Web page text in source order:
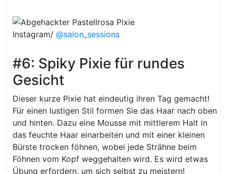
Instagram/ @salon_sessions
#6: Spiky Pixie für rundes
Gesicht
Dieser kurze Pixie hat eindeutig ihren Tag gemacht!
Für einen lustigen Stil formen Sie das Haar nach oben
und hinten. Dazu eine Mousse mit mittlerem Halt in
das feuchte Haar einarbeiten und mit einer kleinen
Bürste trocken föhnen, wobei jede Strähne beim
Föhnen vom Kopf weggehalten wird. Es wird etwas
Übung erfordern, um sich selbst zu meistern!